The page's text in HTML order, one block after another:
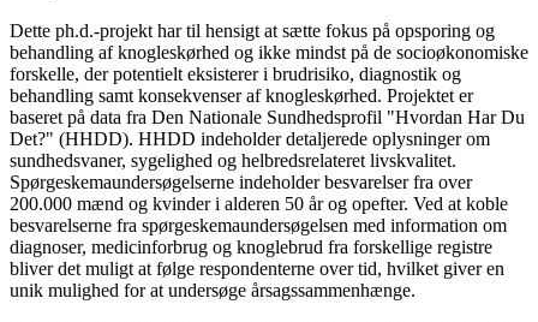
Dette ph.d.-projekt har til hensigt at sætte fokus på opsporing og
behandling af knogleskørhed og ikke mindst på de socioøkonomiske
forskelle, der potentielt eksisterer i brudrisiko, diagnostik og
behandling samt konsekvenser af knogleskørhed. Projektet er
baseret på data fra Den Nationale Sundhedsprofil "Hvordan Har Du
Det?" (HHDD). HHDD indeholder detaljerede oplysninger om
sundhedsvaner, sygelighed og helbredsrelateret livskvalitet.
Spørgeskemaundersøgelserne indeholder besvarelser fra over
200.000 mænd og kvinder i alderen 50 år og opefter. Ved at koble
besvarelserne fra spørgeskemaundersøgelsen med information om
diagnoser, medicinforbrug og knoglebrud fra forskellige registre
bliver det muligt at følge respondenterne over tid, hvilket giver en
unik mulighed for at undersøge årsagssammenhænge.